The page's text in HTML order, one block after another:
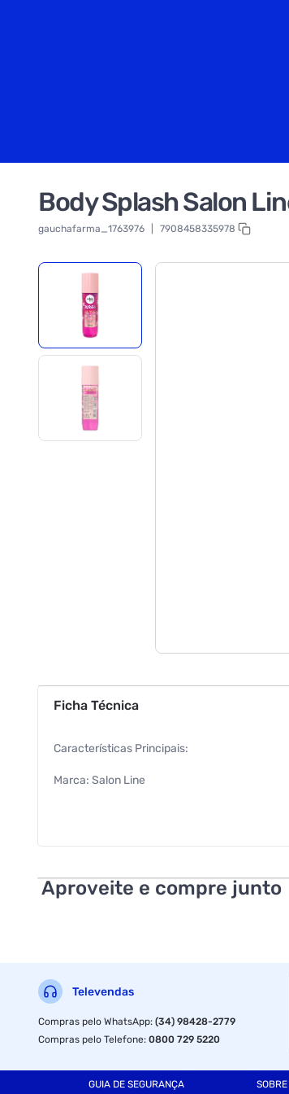
Body Splash Salon
gauchafarma_1763976 7908458335978
Ficha Técnica
Características Principais:
Marca: Salon Line
EAN: 7908458335978
Notas de Coração: Flor de Jasmim, Manga e
Notas de Fundo: Musk, Baunilha e Patchouli
Indicado para Uso Diário
Aproveite e compre junto
Televendas
Compras pelo WhatsApp:(34) 98428-2779
Compras pelo Telefone:0800 729 5220
GUIA DE SEGURANÇA